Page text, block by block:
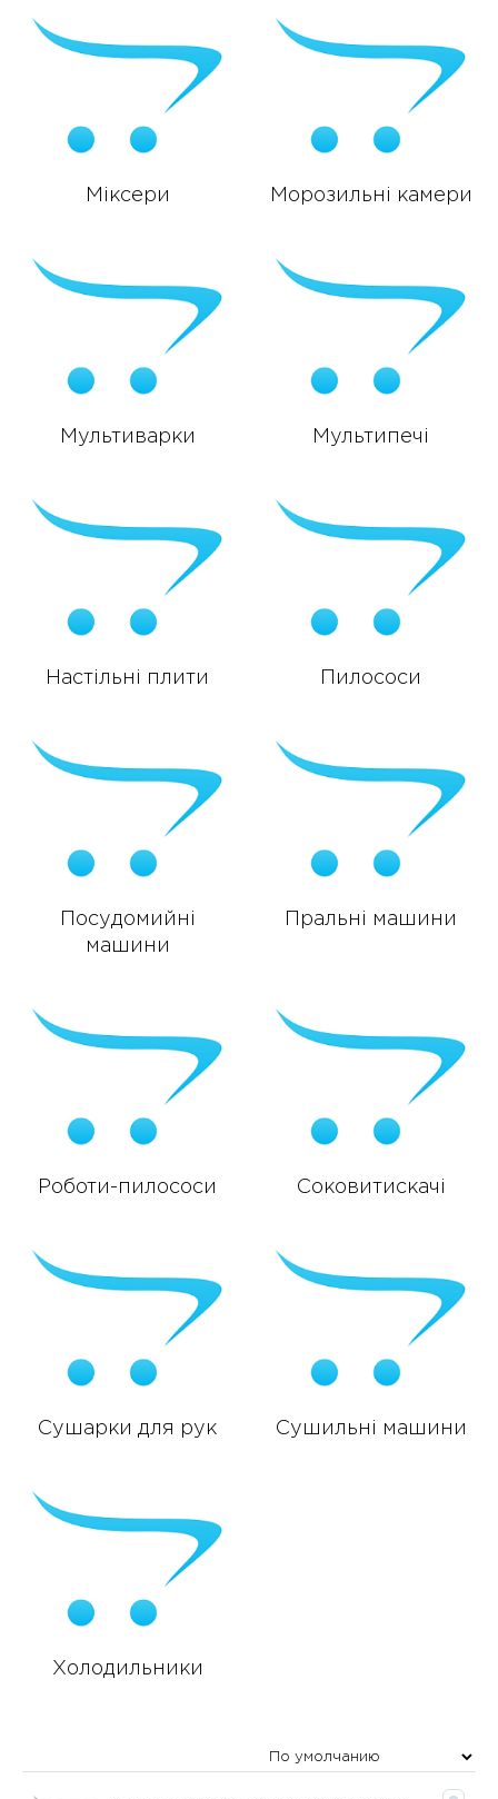
Міксери Морозильні камери
Мультиварки Мультипечі
Настільні плити Пилососи
Посудомийні
машини
Пральні машини
Роботи-пилососи Соковитискачі
Сушарки для рук Сушильні машини
Холодильники